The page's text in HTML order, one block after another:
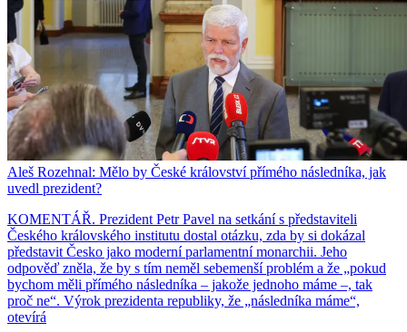
Aleš Rozehnal: Mělo by České království přímého následníka, jak
uvedl prezident?
KOMENTÁŘ. Prezident Petr Pavel na setkání s představiteli
Českého královského institutu dostal otázku, zda by si dokázal
představit Česko jako moderní parlamentní monarchii. Jeho
odpověď zněla, že by s tím neměl sebemenší problém a že „pokud
bychom měli přímého následníka – jakože jednoho máme –, tak
proč ne“. Výrok prezidenta republiky, že „následníka máme“,
otevírá